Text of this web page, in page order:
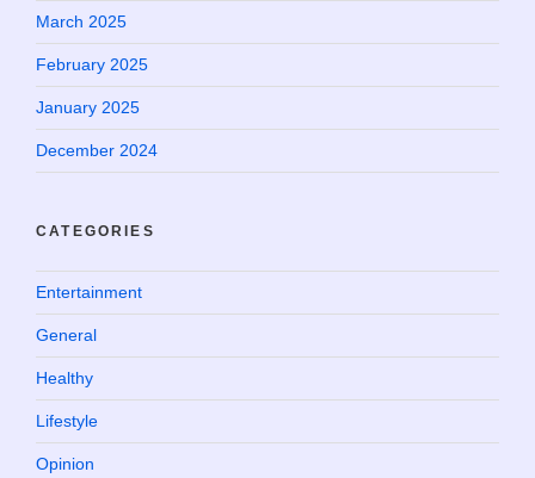
March 2025
February 2025
January 2025
December 2024
CATEGORIES
Entertainment
General
Healthy
Lifestyle
Opinion